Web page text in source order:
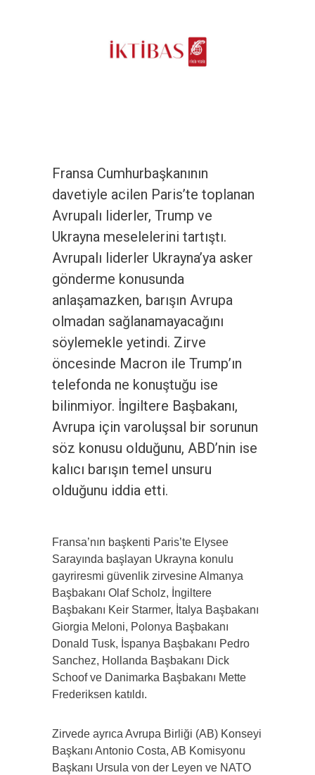
Fransa Cumhurbaşkanının
davetiyle acilen Paris’te toplanan
Avrupalı liderler, Trump ve
Ukrayna meselelerini tartıştı.
Avrupalı liderler Ukrayna’ya asker
gönderme konusunda
anlaşamazken, barışın Avrupa
olmadan sağlanamayacağını
söylemekle yetindi. Zirve
öncesinde Macron ile Trump’ın
telefonda ne konuştuğu ise
bilinmiyor. İngiltere Başbakanı,
Avrupa için varoluşsal bir sorunun
söz konusu olduğunu, ABD’nin ise
kalıcı barışın temel unsuru
olduğunu iddia etti.
Fransa’nın başkenti Paris’te Elysee
Sarayında başlayan Ukrayna konulu
gayriresmi güvenlik zirvesine Almanya
Başbakanı Olaf Scholz, İngiltere
Başbakanı Keir Starmer, İtalya Başbakanı
Giorgia Meloni, Polonya Başbakanı
Donald Tusk, İspanya Başbakanı Pedro
Sanchez, Hollanda Başbakanı Dick
Schoof ve Danimarka Başbakanı Mette
Frederiksen katıldı.
Zirvede ayrıca Avrupa Birliği (AB) Konseyi
Başkanı Antonio Costa, AB Komisyonu
Başkanı Ursula von der Leyen ve NATO